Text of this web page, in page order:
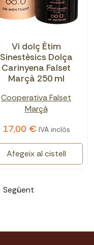
Vi dolç Ètim
Sinestèsics Dolça
Carinyena Falset
Marçà 250 ml
Cooperativa Falset
Marçà
17,00 € IVA inclòs
Afegeix al cistell
Següent